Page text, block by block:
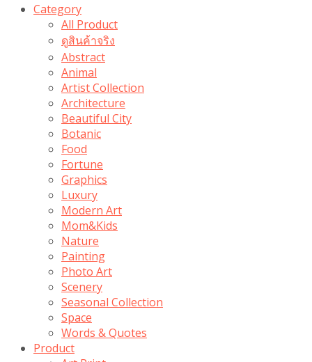
Category
All Product
ดูสินค้าจริง
Abstract
Animal
Artist Collection
Architecture
Beautiful City
Botanic
Food
Fortune
Graphics
Luxury
Modern Art
Mom&Kids
Nature
Painting
Photo Art
Scenery
Seasonal Collection
Space
Words & Quotes
Product